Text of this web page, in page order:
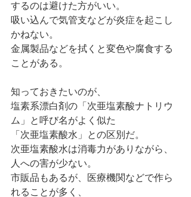
するのは避けた方がいい。
吸い込んで気管支などが炎症を起こし
かねない。
金属製品などを拭くと変色や腐食する
ことがある。
知っておきたいのが、
塩素系漂白剤の「次亜塩素酸ナトリウ
ム」と呼び名がよく似た
「次亜塩素酸水」との区別だ。
次亜塩素酸水は消毒力がありながら、
人への害が少ない。
市販品もあるが、医療機関などで作ら
れることが多く、